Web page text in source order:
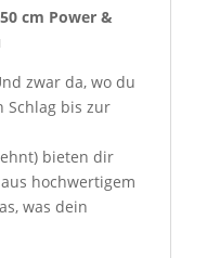
cm Power &
zwar da, wo du
Schlag bis zur
bieten dir
hochwertigem
was dein